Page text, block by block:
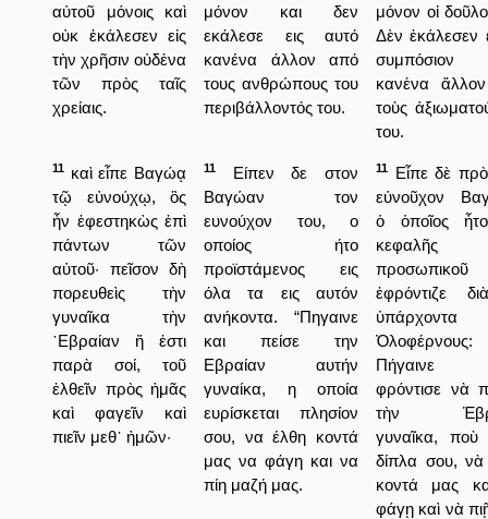
αὐτοῦ μόνοις καὶ
οὐκ ἐκάλεσεν εἰς
τὴν χρῆσιν οὐδένα
τῶν πρὸς ταῖς
χρείαις.
μόνον και δεν
εκάλεσε εις αυτό
κανένα άλλον από
τους ανθρώπους του
περιβάλλοντός του.
μόνον οἱ
Δὲν ἐκάλεσεν
συμπόσιον
κανένα
τοὺς
του.
11 καὶ εἶπε Βαγώᾳ
τῷ εὐνούχῳ, ὃς
ἦν ἐφεστηκὼς ἐπὶ
πάντων τῶν
αὐτοῦ· πεῖσον δὴ
πορευθεὶς τὴν
γυναῖκα τὴν
῾Εβραίαν ἥ ἐστι
παρὰ σοί, τοῦ
ἐλθεῖν πρὸς ἡμᾶς
καὶ φαγεῖν καὶ
πιεῖν μεθ᾿ ἡμῶν·
11
Είπεν δε στον
Βαγώαν τον
ευνούχον του, ο
οποίος ήτο
προϊστάμενος εις
όλα τα εις αυτόν
ανήκοντα. “Πηγαινε
και πείσε την
Εβραίαν αυτήν
γυναίκα, η οποία
ευρίσκεται πλησίον
σου, να έλθη κοντά
μας να φάγη και να
πίη μαζή μας.
11
Εἶπε δὲ
εὐνοῦχον
ὁ ὁποῖος
κεφαλῆς
ἐφρόντιζε
ὑπάρχοντα
Ὀλοφέρνους:
Πήγαινε
φρόντισε νὰ
τὴν
γυναῖκα, ποὺ
δίπλα σου, νὰ
κοντά μας
φάγῃ καὶ νὰ